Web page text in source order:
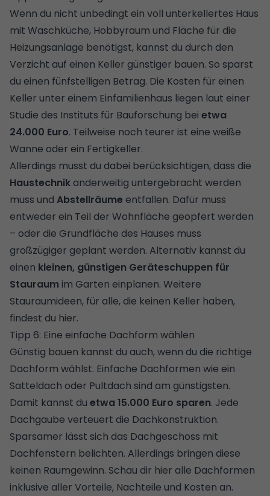
Wenn du nicht unbedingt ein voll unterkellertes Haus
mit Waschküche, Hobbyraum und Fläche für die
Heizungsanlage benötigst, kannst du durch den
Verzicht auf einen Keller günstiger bauen. So sparst
du einen fünfstelligen Betrag. Die Kosten für einen
Keller unter einem Einfamilienhaus liegen laut einer
Studie des Instituts für Bauforschung bei etwa
24.000 Euro. Teilweise noch teurer ist eine weiße
Wanne oder ein Fertigkeller.
Allerdings musst du dabei berücksichtigen, dass die
Haustechnikanderweitig untergebracht werden
muss und Abstellräume entfallen. Dafür muss
entweder ein Teil der Wohnfläche geopfert werden
– oder die Grundfläche des Hauses muss
großzügiger geplant werden. Alternativ kannst du
einen kleinen, günstigen Geräteschuppen für
Stauraum im Garten einplanen. Weitere
Stauraumideen, für alle, die keinen Keller haben,
findest du hier.
Tipp 6: Eine einfache Dachform wählen
Günstig bauen kannst du auch, wenn du die richtige
Dachform wählst. Einfache Dachformen wie ein
Satteldach oder Pultdach sind am günstigsten.
Damit kannst du etwa 15.000 Euro sparen. Jede
Dachgaube verteuert die Dachkonstruktion.
Sparsamer lässt sich das Dachgeschoss mit
Dachfenstern belichten. Allerdings bringen diese
keinen Raumgewinn. Schau dir hier alle Dachformen
inklusive aller Vorteile, Nachteile und Kosten an.